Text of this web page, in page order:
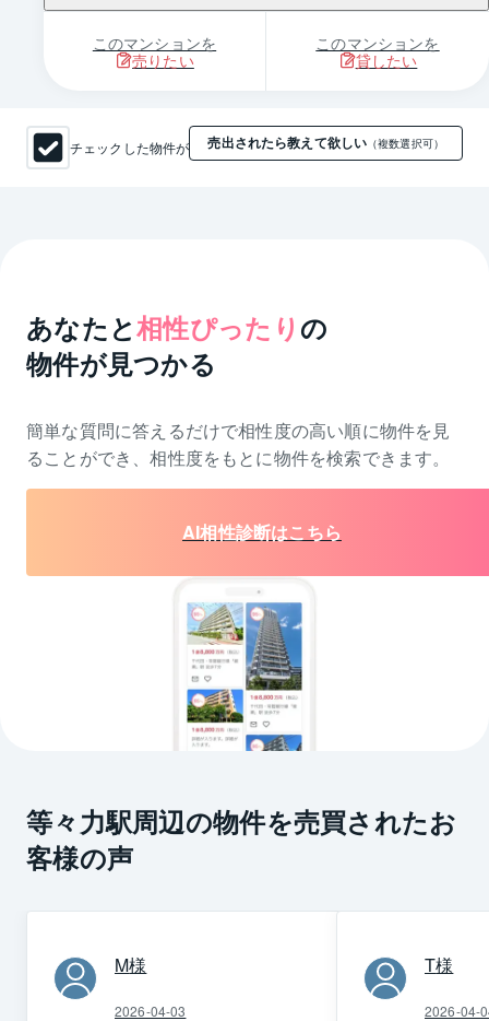
このマンションを
売りたい
このマンションを
貸したい
チェックした物件が 売出されたら教えて欲しい （複数選択可）
あなたと相性ぴったり の
物件が見つかる
簡単な質問に答えるだけで相性度の高い順に物件を 見
ることができ、相性度をもとに物件を検索できます。
AI相性診断はこちら
等々力駅周辺の物件を売買されたお
客様の声
M様
2026-04-03
T様
2026-04-